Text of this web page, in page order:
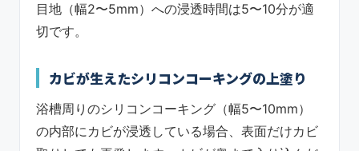
目地（幅2〜5mm）への浸透時間は5〜10分が適
切です。
カビが生えたシリコンコーキングの上塗り
浴槽周りのシリコンコーキング（幅5〜10mm）
の内部にカビが浸透している場合、表面だけカビ